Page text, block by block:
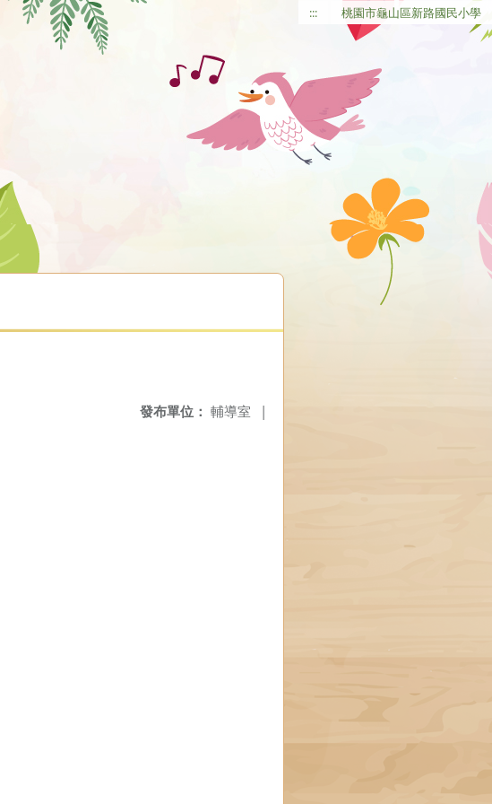
::: 桃園市龜山區新路國民小學
發布單位： 輔導室 |